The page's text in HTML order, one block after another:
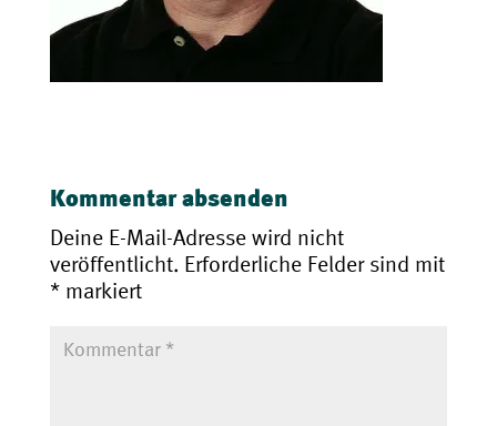
Kommentar absenden
Deine E-Mail-Adresse wird nicht
veröffentlicht. Erforderliche Felder sind mit
*markiert